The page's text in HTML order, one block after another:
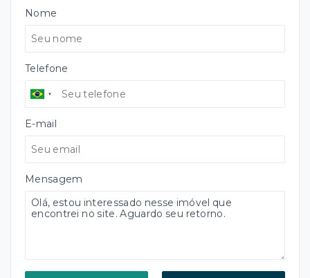
Nome
Telefone
E-mail
Mensagem